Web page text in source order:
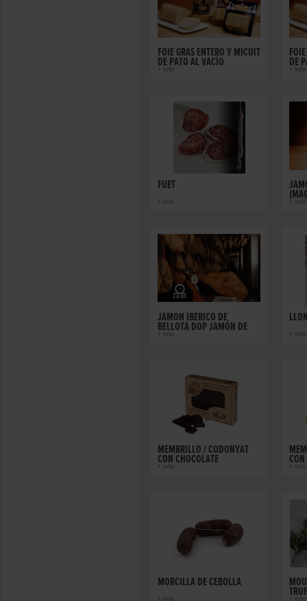
FOIE GRAS ENTERO Y MICUIT
DE PATO AL VACÍO
+ info DE
+ info
FUET
+ info + info
JAMÓN IBÉRICO DE
BELLOTA DOP JAMÓN DE
HUELVA
+ info + info
MEMBRILLO / CODONYAT
CON CHOCOLATE
+ info + info
MORCILLA DE CEBOLLA
+ info + info